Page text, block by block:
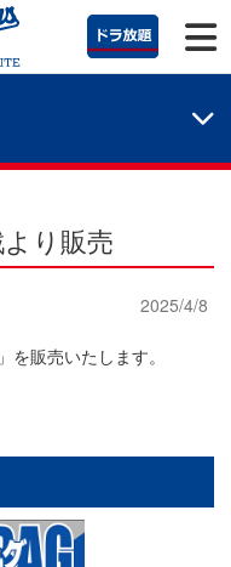
り販売
2025/4/8
販売いたします。